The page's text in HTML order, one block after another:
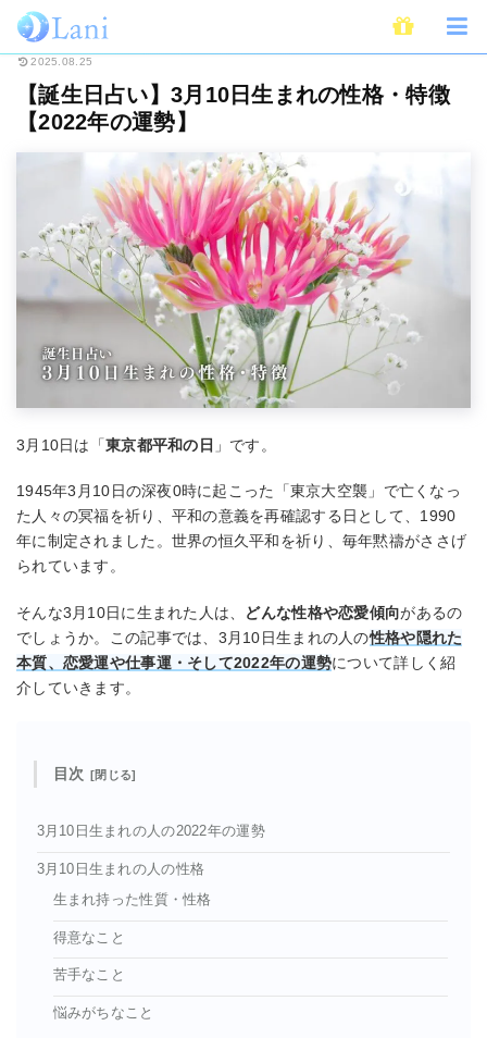
ホーム 占い 【誕生日占い】3月10日生まれの性格・特徴【
2025.08.25
【誕生日占い】3月10日生まれの性格・特徴
【2022年の運勢】
3月10日は「東京都平和の日 」です。
1945年3月10日の深夜0時に起こった「東京大空襲」で亡くなっ
た人々の冥福を祈り、平和の意義を再確認する日として、1990
年に制定されました。世界の恒久平和を祈り、毎年黙禱がささげ
られています。
そんな3月10日に生まれた人は、 どんな性格や恋愛傾向があるの
でしょうか。この記事では、3月10日生まれの人の性格や隠れた
本質、恋愛運や仕事運・そして2022年の運勢について詳しく紹
介していきます。
目次
3月10日生まれの人の2022年の運勢
3月10日生まれの人の性格
生まれ持った性質・性格
得意なこと
苦手なこと
悩みがちなこと